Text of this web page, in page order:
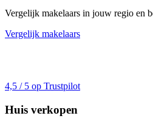
Vergelijk makelaars in jouw regio en
Vergelijk makelaars
4,5 / 5 op Trustpilot
Huis verkopen